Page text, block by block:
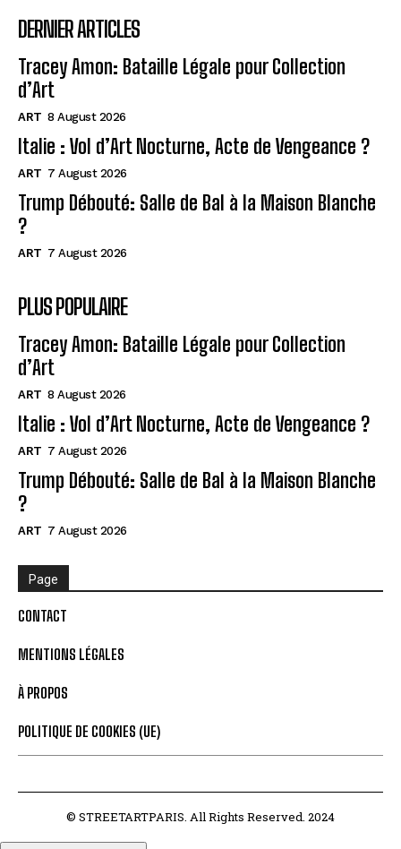
DERNIER ARTICLES
Tracey Amon: Bataille Légale pour Collection
d’Art
ART 8 August 2026
Italie : Vol d’Art Nocturne, Acte de Vengeance ?
ART 7 August 2026
Trump Débouté: Salle de Bal à la Maison Blanche
?
ART 7 August 2026
PLUS POPULAIRE
Tracey Amon: Bataille Légale pour Collection
d’Art
ART 8 August 2026
Italie : Vol d’Art Nocturne, Acte de Vengeance ?
ART 7 August 2026
Trump Débouté: Salle de Bal à la Maison Blanche
?
ART 7 August 2026
Page
CONTACT
MENTIONS LÉGALES
À PROPOS
POLITIQUE DE COOKIES (UE)
© STREETARTPARIS. All Rights Reserved. 2024